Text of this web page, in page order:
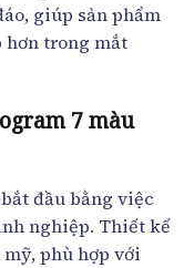
giúp sản phẩm
hơn trong mắt
7 màu
đầu bằng việc
nghiệp. Thiết kế
phù hợp với